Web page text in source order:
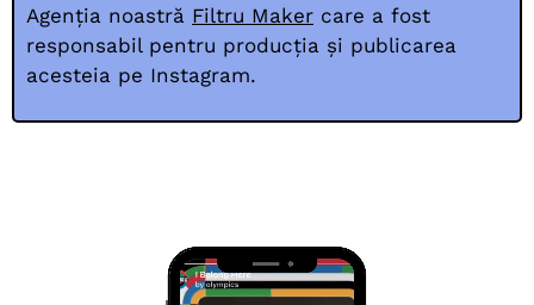
Agenția noastră Filtru Maker care a fost
responsabil pentru producția și publicarea
acesteia pe Instagram.